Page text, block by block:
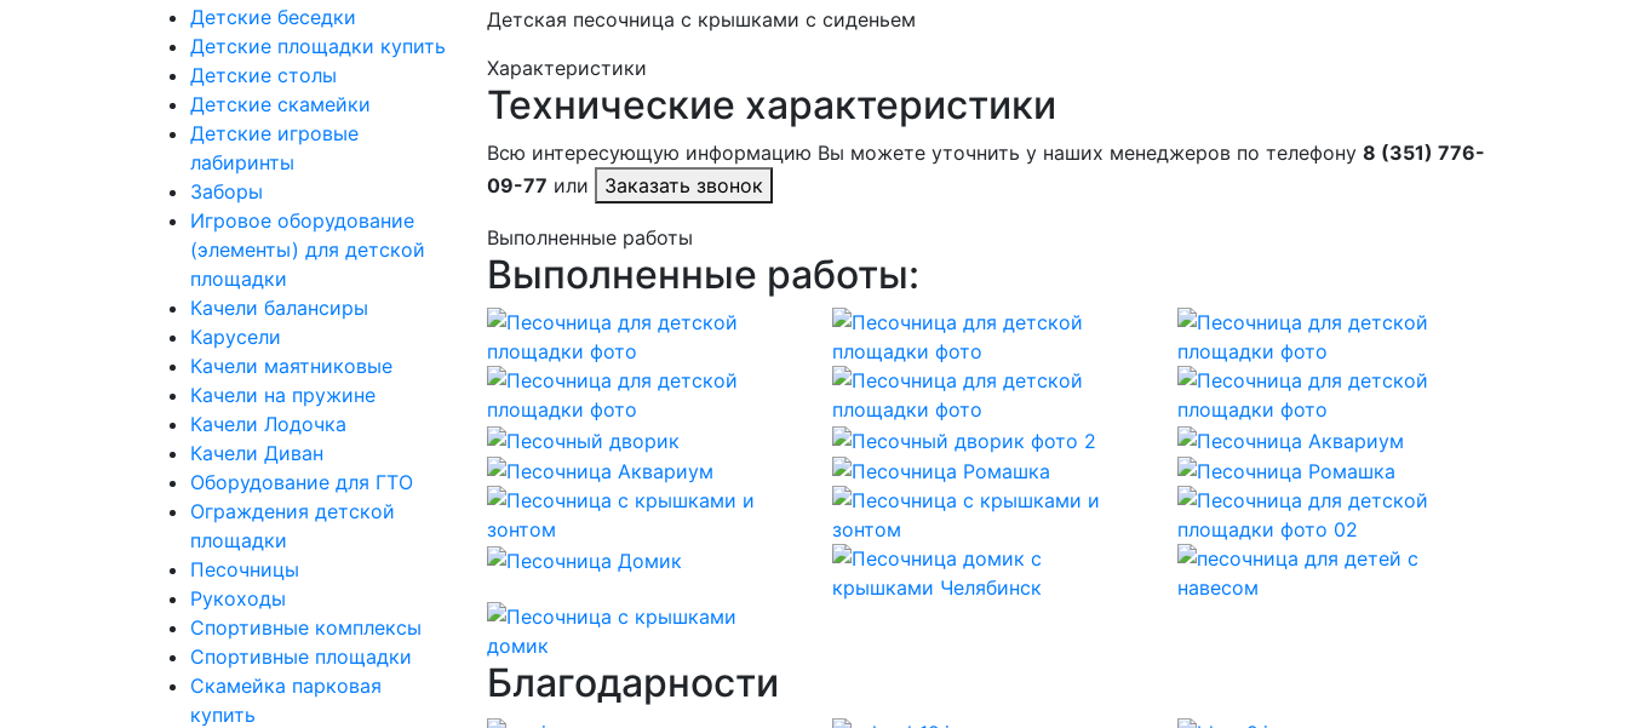
Детские беседки
Детские площадки купить
Детские столы
Детские скамейки
Детские игровые
лабиринты
Заборы
Игровое оборудование
(элементы) для детской
площадки
Качели балансиры
Карусели
Качели маятниковые
Качели на пружине
Качели Лодочка
Качели Диван
Оборудование для ГТО
Ограждения детской
площадки
Песочницы
Рукоходы
Спортивные комплексы
Спортивные площадки
Скамейка парковая
купить
Детская песочница с крышками с сиденьем
Характеристики
Технические характеристики
Всю интересующую информацию Вы можете уточнить у наших менеджеров по телефону 8 (351) 776-
09-77 или Заказать звонок
Выполненные работы
Выполненные работы:
Благодарности